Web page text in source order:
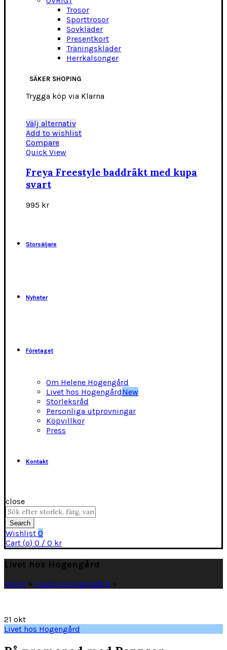
Trosor
Sporttrosor
Sovkläder
Presentkort
Träningskläder
Herrkalsonger
SÄKER SHOPING
Trygga köp via Klarna
Välj alternativDen
här
varianter.
Add to wishlist
Compare
Quick View
Freya Freestyle baddräkt med kupa
svart
995 kr
Storsäljare
Nyheter
Företaget
Om Helene Hogengård
Livet hos HogengårdNew
Storleksråd
Personliga utprovningar
Köpvillkor
Press
Kontakt
close
Search
for:
Search
Wishlist 0
Cart (o) 0 / 0 kr
Livet hos Hogengård
Home » Livet hos Hogengård »
21 okt
Livet hos Hogengård